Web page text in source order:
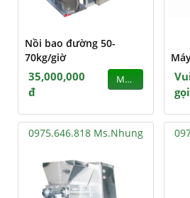
Nồi bao đường 50-
70kg/giờ
35,000,000
đ
MUA
gọi
0975.646.818 Ms.Nhung